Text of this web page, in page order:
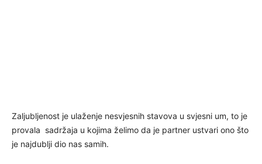
Zaljubljenost je ulaženje nesvjesnih stavova u svjesni um, to je
provala sadržaja u kojima želimo da je partner ustvari ono što
je najdublji dio nas samih.